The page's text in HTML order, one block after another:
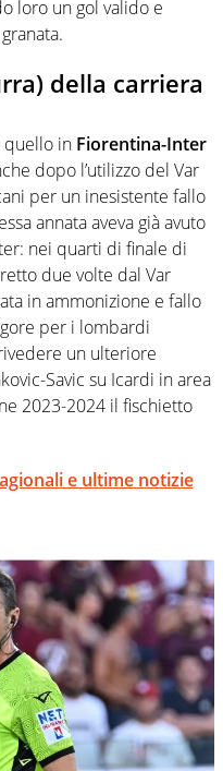
loro un gol valido e
della carriera
quello in Fiorentina-Inter
dopo l’utilizzo del Var
per un inesistente fallo
annata aveva già avuto
nei quarti di finale di
due volte dal Var
in ammonizione e fallo
per i lombardi
un ulteriore
Savic su Icardi in area
2023-2024 il fischietto
e ultime notizie